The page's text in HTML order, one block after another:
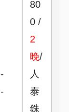
-
-
80
0 /
2
晚/
人
泰
銖